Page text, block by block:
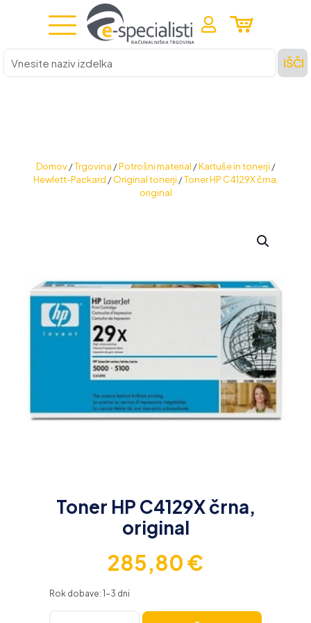
Vnesite
naziv
izdelka
IŠČI
Domov /Trgovina /Potrošni material /Kartuše in tonerji /
Hewlett-Packard / Original tonerji /Toner HP C4129X črna,
original
Toner HP C4129X črna,
original
285,80€
Rok dobave: 1-3 dni
Toner